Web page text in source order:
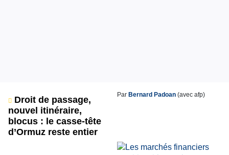
Droit de passage,
nouvel itinéraire,
blocus : le casse-tête
d’Ormuz reste entier
Par Bernard Padoan(avec afp)